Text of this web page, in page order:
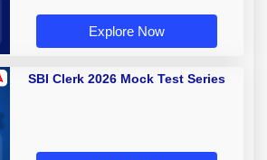
Explore Now
SBI Clerk 2026 Mock Test Series